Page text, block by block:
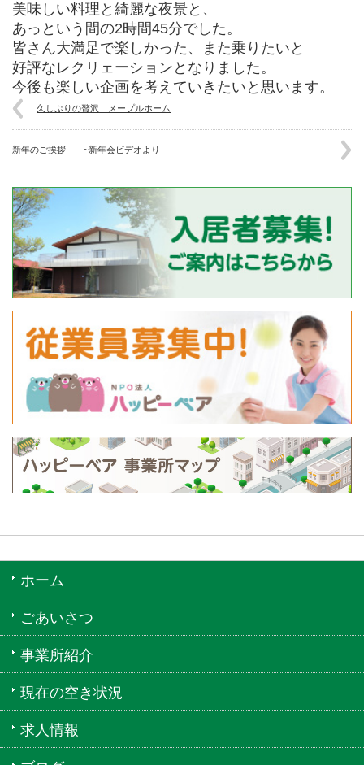
美味しい料理と綺麗な夜景と、
あっという間の2時間45分でした。
皆さん大満足で楽しかった、また乗りたいと
好評なレクリェーションとなりました。
今後も楽しい企画を考えていきたいと思います。
久しぶりの贅沢 メープルホーム
新年のご挨拶 ~新年会ビデオより
ホーム
ごあいさつ
事業所紹介
現在の空き状況
求人情報